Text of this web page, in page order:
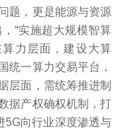
题，更是能源与资源
“实施超大规模智算
力层面，建设大算
统一算力交易平台，
层面，需统筹推进制
据产权确权机制，打
5G向行业深度渗透与